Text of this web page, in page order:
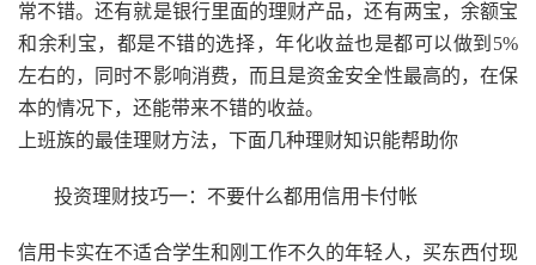
常不错。还有就是银行里面的理财产品，还有两宝，余额宝
和余利宝，都是不错的选择，年化收益也是都可以做到5%
左右的，同时不影响消费，而且是资金安全性最高的，在保
本的情况下，还能带来不错的收益。
上班族的最佳理财方法，下面几种理财知识能帮助你
投资理财技巧一：不要什么都用信用卡付帐
信用卡实在不适合学生和刚工作不久的年轻人，买东西付现